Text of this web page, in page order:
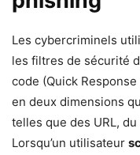
Les cybercriminels
les filtres de sécurité
code (Quick
en deux dimensions
telles que des URL,
Lorsqu’un utilisateur